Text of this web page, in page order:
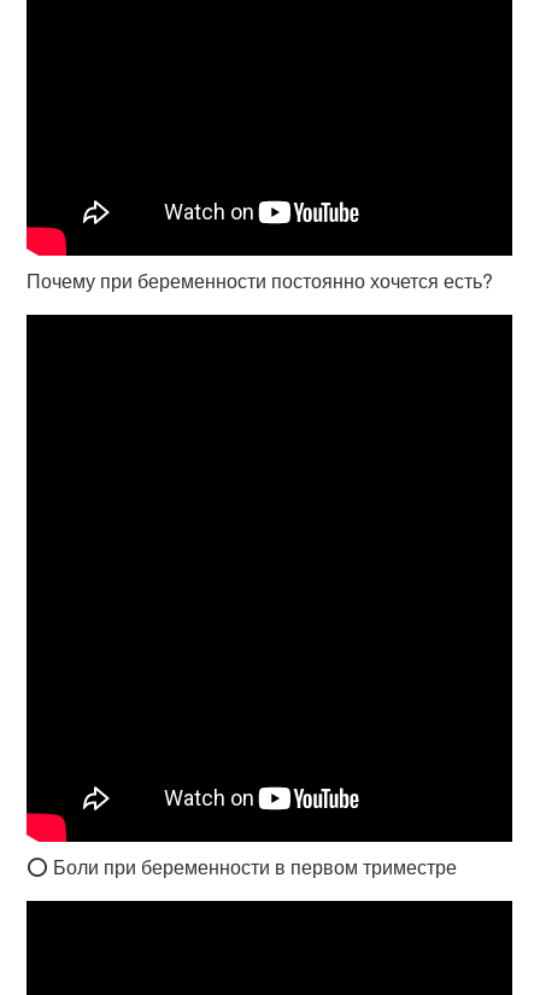
Почему при беременности постоянно хочется есть?
⭕ Боли при беременности в первом триместре